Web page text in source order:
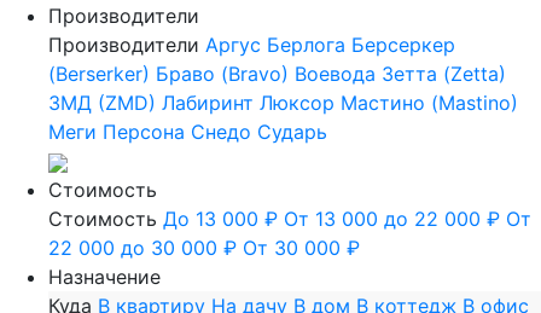
Производители
Производители Аргус Берлога Берсеркер
(Berserker) Браво (Bravo) Воевода Зетта (Zetta)
ЗМД (ZMD) Лабиринт Люксор Мастино (Mastino)
Меги Персона Снедо Сударь
Стоимость
Стоимость До 13 000 ₽ От 13 000 до 22 000 ₽ От
22 000 до 30 000 ₽ От 30 000 ₽
Назначение
Куда В квартиру На дачу В дом В коттедж В офис